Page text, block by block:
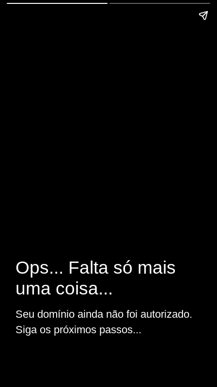
Ops... Falta só mais
uma coisa...
Seu domínio ainda não foi autorizado.
Siga os próximos passos...